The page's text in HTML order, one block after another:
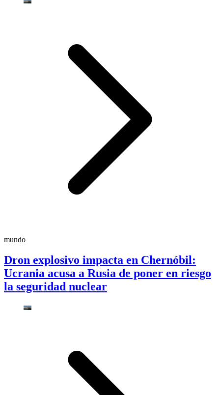
mundo
Dron explosivo impacta en Chernóbil:
Ucrania acusa a Rusia de poner en riesgo
la seguridad nuclear